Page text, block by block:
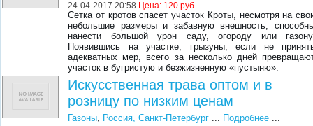
24-04-2017 20:58 Цена: 120 руб.
Сетка от кротов спасет участок Кроты, несмотря на
небольшие размеры и забавную внешность,
нанести большой урон саду, огороду или
Появившись на участке, грызуны, если не
адекватных мер, всего за несколько дней
участок в бугристую и безжизненную «пустыню».
Искусственная трава оптом и в
розницу по низким ценам
Газоны, Россия, Санкт-Петербург ... Подробнее ...